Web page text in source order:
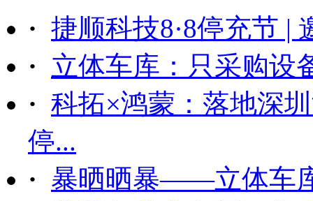
· 捷顺科技8·8停充节 |
· 立体车库：只采购设
· 科拓×鸿蒙：落地深
停...
· 暴晒晒暴——立体车